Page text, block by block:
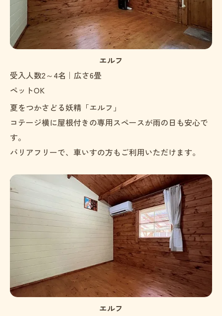
エルフ
受入人数2～4名｜広さ6畳
ペットOK
夏をつかさどる妖精「エルフ」
コテージ横に屋根付きの専用スペースが雨の日も安心で
す。
バリアフリーで、車いすの方もご利用いただけます。
エルフ